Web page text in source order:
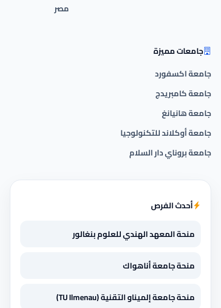
مصر
جامعات مميزة
جامعة اكسفورد
جامعة كامبريدج
جامعة هانيانغ
جامعة أوكلاند للتكنولوجيا
جامعة بروناي دار السلام
أحدث الفرص
منحة المعهد الهندي للعلوم بنغالور
منحة جامعة أناهواك
منحة جامعة إلميناو التقنية (TU Ilmenau)